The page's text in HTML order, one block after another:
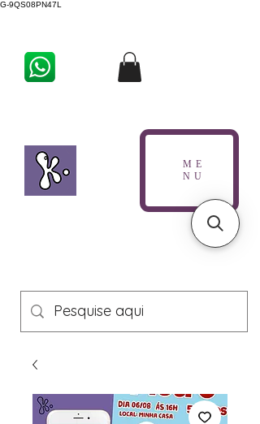
G-9QS08PN47L
ME
NU